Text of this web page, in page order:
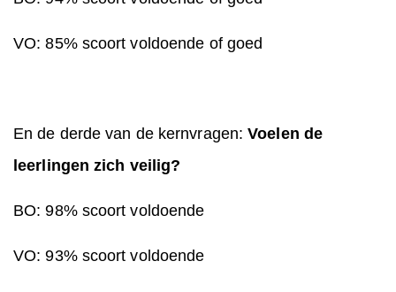
VO: 85% scoort voldoende of goed
En de derde van de kernvragen:Voelen de
leerlingen zich veilig?
BO: 98% scoort voldoende
VO: 93% scoort voldoende